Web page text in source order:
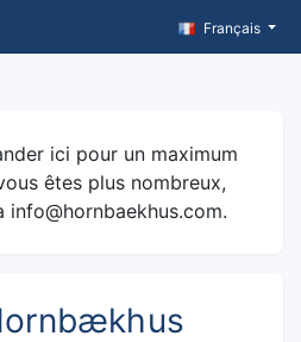
Français
ici pour un maximum
êtes plus nombreux,